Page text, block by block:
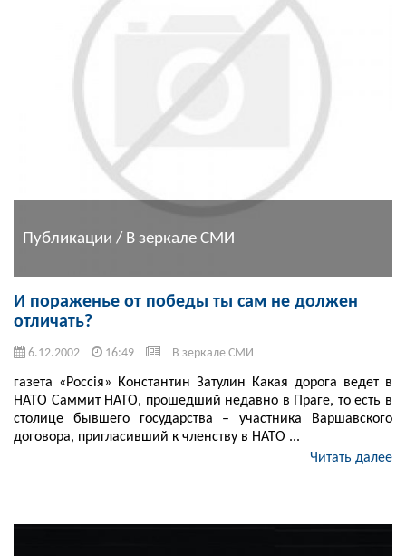
Публикации / В зеркале СМИ
И пораженье от победы ты сам не должен
отличать?
6.12.2002 16:49 В зеркале СМИ
газета «Россiя» Константин Затулин Какая дорога ведет в
НАТО Саммит НАТО, прошедший недавно в Праге, то есть в
столице бывшего государства – участника Варшавского
договора, пригласивший к членству в НАТО ...
Читать далее